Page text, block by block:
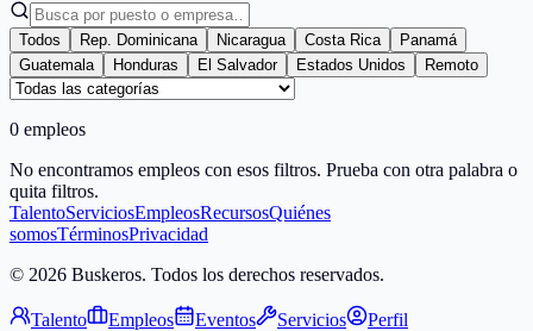
Todos Rep. Dominicana Nicaragua Costa Rica
Panamá
Guatemala
Honduras El Salvador Estados Unidos Remoto
0 empleos
No encontramos empleos con esos filtros. Prueba con otra palabra o
quita filtros.
TalentoServiciosEmpleosRecursosQuiénes
somosTérminosPrivacidad
© 2026 Buskeros. Todos los derechos reservados.
Talento Empleos Eventos Servicios Perfil